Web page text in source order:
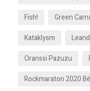
Fish!
Green
Kataklysm
Oranssi Pazuzu
Rockmaraton 2020